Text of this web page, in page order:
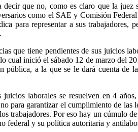
que no, como es claro que la juez
como el SAE y Comisión
para representar a sus trabajadores,
que tiene pendientes de sus juicios
cual inició el sábado 12 de marzo del
pública, a la que se le dará cuenta de
laborales se resuelven en 4
para garantizar el cumplimiento de las
trabajadores. Por eso hay un cúmulo
federal y su política autoritaria y